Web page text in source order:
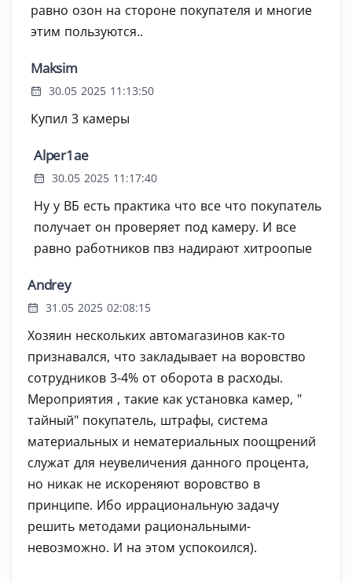
равно озон на стороне покупателя и многие
этим пользуются..
Maksim
30.05 2025 11:13:50
Купил 3 камеры
Alper1ae
30.05 2025 11:17:40
Ну у ВБ есть практика что все что покупатель
получает он проверяет под камеру. И все
равно работников пвз надирают хитроопые
Andrey
31.05 2025 02:08:15
Хозяин нескольких автомагазинов как-то
признавался, что закладывает на воровство
сотрудников 3-4% от оборота в расходы.
Мероприятия , такие как установка камер, "
тайный" покупатель, штрафы, система
материальных и нематериальных поощрений
служат для неувеличения данного процента,
но никак не искореняют воровство в
принципе. Ибо иррациональную задачу
решить методами рациональными-
невозможно. И на этом успокоился).